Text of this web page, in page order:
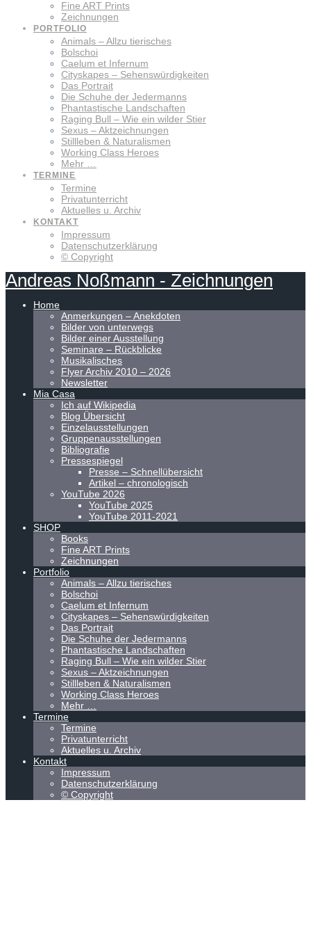
Fine ART Prints
Zeichnungen
PORTFOLIO
Animals – Allzu tierisches
Bolschoi
Caelum et Infernum
Cityskapes – Sehenswürdigkeiten
Das Portrait
Die Schuhe der Jedermanns
Phantastische Landschaften
Raging Bull – Wie ein wilder Stier
Sexus – Aktzeichnungen
Stillleben & Naturalismen
Working Class Heroes
Mehr …
TERMINE
Termine
Privatunterricht
Aktuelles u. Archiv
KONTAKT
Impressum
Datenschutzerklärung
© Copyright
Andreas Noßmann - Zeichnungen
Home
Anmerkungen – Anekdoten
Bilder von unterwegs
Bilder einer Ausstellung
Seminare – Rückblicke
Musikalisches
Flyer Archiv 2010 – 2026
Newsletter
Mia Casa
Ich auf Wikipedia
Blog Übersicht
Einzelausstellungen
Gruppenausstellungen
Bibliografie
Pressespiegel
Presse – Schnellübersicht
Artikel – chronologisch
YouTube 2026
YouTube 2025
YouTube 2011-2021
SHOP
Books
Fine ART Prints
Zeichnungen
Portfolio
Animals – Allzu tierisches
Bolschoi
Caelum et Infernum
Cityskapes – Sehenswürdigkeiten
Das Portrait
Die Schuhe der Jedermanns
Phantastische Landschaften
Raging Bull – Wie ein wilder Stier
Sexus – Aktzeichnungen
Stillleben & Naturalismen
Working Class Heroes
Mehr …
Termine
Termine
Privatunterricht
Aktuelles u. Archiv
Kontakt
Impressum
Datenschutzerklärung
© Copyright